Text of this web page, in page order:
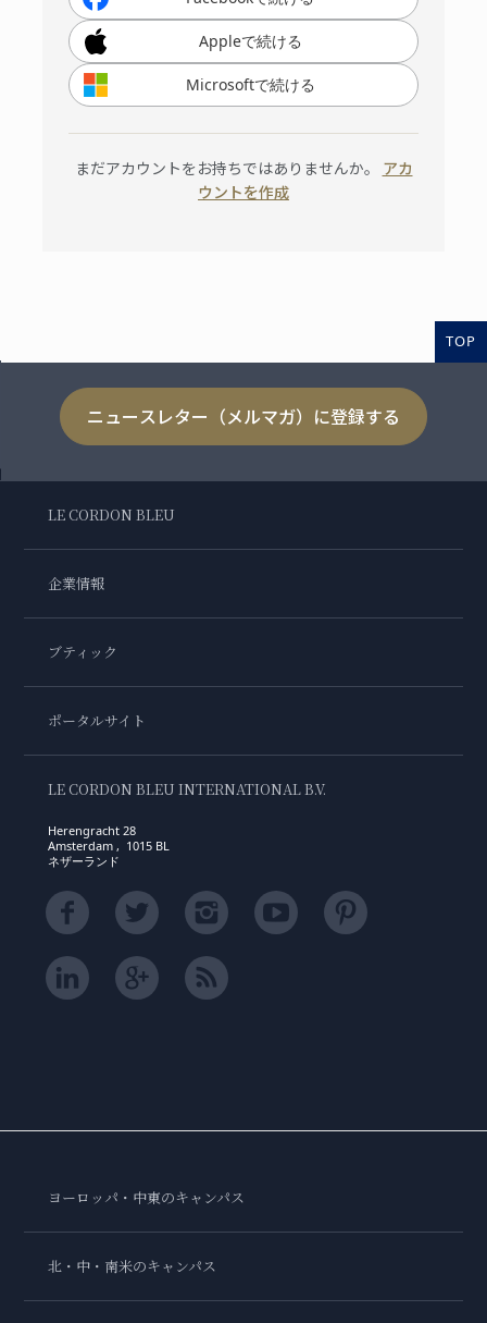
Appleで続ける
Microsoftで続ける
まだアカウントをお持ちではありませんか。 アカ
ウントを作成
TOP
ニュースレター（メルマガ）に登録する
LE CORDON BLEU
企業情報
ブティック
ポータルサイト
LE CORDON BLEU INTERNATIONAL B.V.
Herengracht 28
Amsterdam , 1015 BL
ネザーランド
ヨーロッパ・中東のキャンパス
北・中・南米のキャンパス